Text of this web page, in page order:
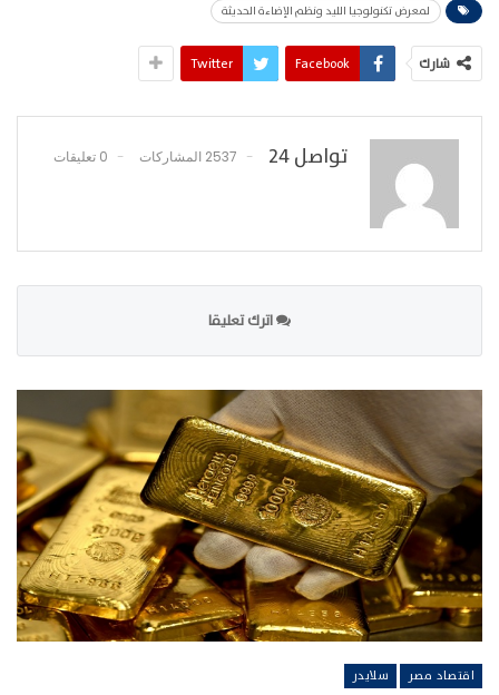
لمعرض تكنولوجيا الليد ونظم الإضاءة الحديثة
شارك Facebook
Twitter
تواصل 24 2537 المشاركات 0 تعليقات
اترك تعليقا
اقتصاد مصر سلايدر